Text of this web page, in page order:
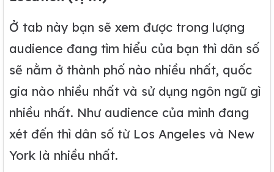
Ở tab này bạn sẽ xem được trong lượng
audience đang tìm hiểu của bạn thì dân số
sẽ nằm ở thành phố nào nhiều nhất, quốc
gia nào nhiều nhất và sử dụng ngôn ngữ gì
nhiều nhất. Như audience của mình đang
xét đến thì dân số từ Los Angeles và New
York là nhiều nhất.